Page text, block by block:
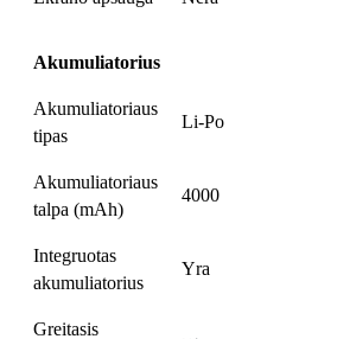
Akumuliatorius
Akumuliatoriaus
tipas
Li-Po
Akumuliatoriaus
talpa (mAh)
4000
Integruotas
akumuliatorius
Yra
Greitasis